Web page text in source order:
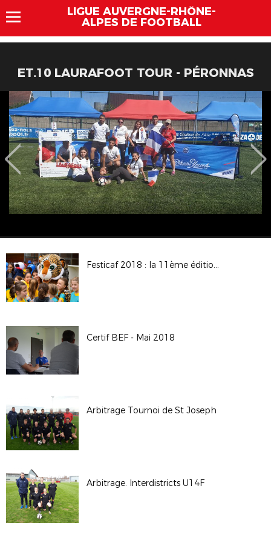
LIGUE AUVERGNE-RHÔNE-
ALPES DE FOOTBALL
ET.10 LAURAFOOT TOUR - PÉRONNAS
Festicaf 2018 : la 11ème édition du rassemblement des écoles féminines de football
Certif BEF - Mai 2018
Arbitrage Tournoi de St Joseph
Arbitrage. Interdistricts U14F